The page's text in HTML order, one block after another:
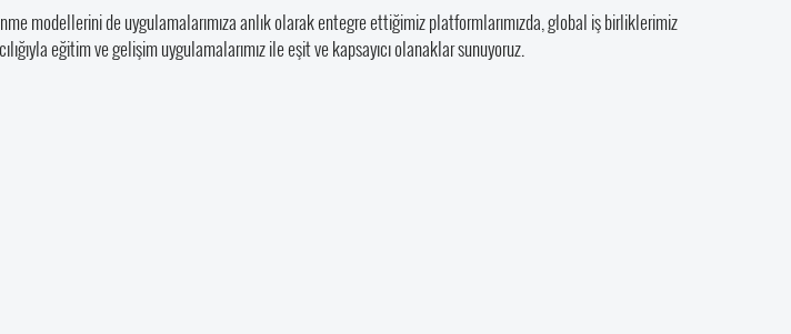
modellerini de uygulamalarımıza anlık olarak entegre ettiğimiz platformlarımızda, global iş birliklerimiz
eğitim ve gelişim uygulamalarımız ile eşit ve kapsayıcı olanaklar sunuyoruz.